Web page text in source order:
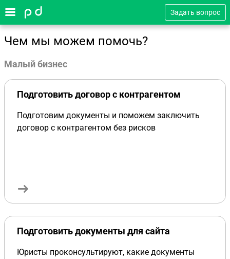
Задать вопрос
Чем мы можем помочь?
Малый бизнес
Подготовить договор с контрагентом
Подготовим документы и поможем заключить
договор с контрагентом без рисков
Подготовить документы для сайта
Юристы проконсультируют, какие документы